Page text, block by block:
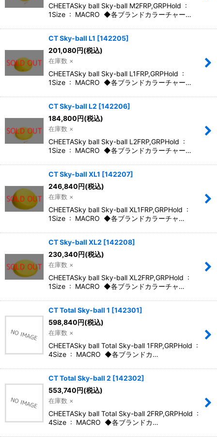
CHEETASky ball Sky-ball M2FRP,GRPHold :
1Size : MACRO ◆各ブランドカラーチャー…
CT Sky-ball L1 [142205]
201,080円(税込)
在庫数 ×
CHEETASky ball Sky-ball L1FRP,GRPHold :
1Size : MACRO ◆各ブランドカラーチャー…
CT Sky-ball L2 [142206]
184,800円(税込)
在庫数 ×
CHEETASky ball Sky-ball L2FRP,GRPHold :
1Size : MACRO ◆各ブランドカラーチャー…
CT Sky-ball XL1 [142207]
246,840円(税込)
在庫数 ×
CHEETASky ball Sky-ball XL1FRP,GRPHold :
1Size : MACRO ◆各ブランドカラーチャ…
CT Sky-ball XL2 [142208]
230,340円(税込)
在庫数 ×
CHEETASky ball Sky-ball XL2FRP,GRPHold :
1Size : MACRO ◆各ブランドカラーチャ…
CT Total Sky-ball 1 [142301]
598,840円(税込)
在庫数 ×
CHEETASky ball Total Sky-ball 1FRP,GRPHold :
4Size : MACRO ◆各ブランドカ…
CT Total Sky-ball 2 [142302]
553,740円(税込)
在庫数 ×
CHEETASky ball Total Sky-ball 2FRP,GRPHold :
4Size : MACRO ◆各ブランドカ…